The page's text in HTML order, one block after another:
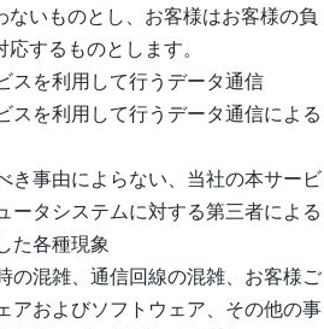
ないものとし、お客様はお客様の負
するものとします。
スを利用して行うデータ通信
スを利用して行うデータ通信による
き事由によらない、当社の本サービ
ータシステムに対する第三者による
た各種現象
の混雑、通信回線の混雑、お客様ご
アおよびソフトウェア、その他の事